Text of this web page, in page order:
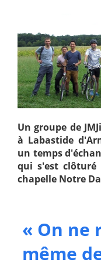
Un groupe de
à Labastide
un temps
qui s'est
chapelle Notre
« On ne
même